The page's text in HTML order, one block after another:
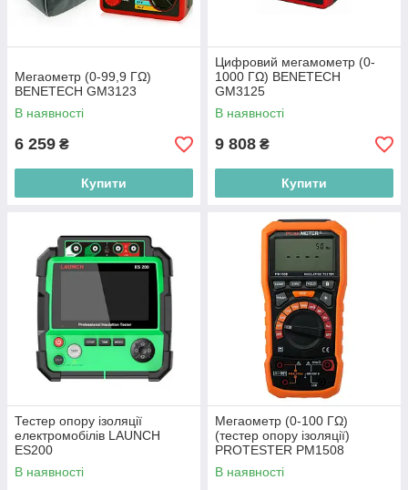
Мегаометр (0-99,9 ГΩ)
BENETECH GM3123
В наявності
6 259 ₴
Купити
Цифровий мегамометр (0-
1000 ГΩ) BENETECH
GM3125
В наявності
9 808 ₴
Купити
Тестер опору ізоляції
електромобілів LAUNCH
ES200
В наявності
Мегаометр (0-100 ГΩ)
(тестер опору ізоляції)
PROTESTER PM1508
В наявності